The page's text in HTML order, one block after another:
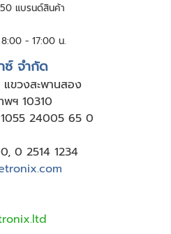
แบรนด์สินค้า
- 17:00 น.
ซ์ จำกัด
ขวงสะพานสอง
พฯ 10310
24005 65 0
, 0 2514 1234